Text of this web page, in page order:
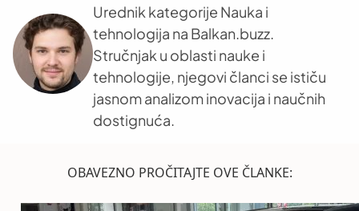
Urednik kategorije Nauka i
tehnologija na Balkan.buzz.
Stručnjak u oblasti nauke i
tehnologije, njegovi članci se ističu
jasnom analizom inovacija i naučnih
dostignuća.
OBAVEZNO PROČITAJTE OVE ČLANKE: